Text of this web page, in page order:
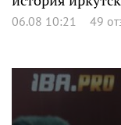
06.08 10:21 49